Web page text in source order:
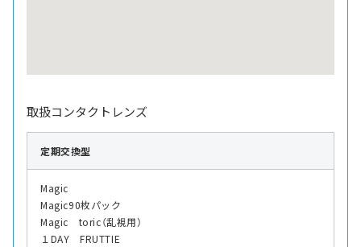
取扱コンタクトレンズ
定期交換型
Magic
Magic90枚パック
Magic toric（乱視用）
１DAY FRUTTIE